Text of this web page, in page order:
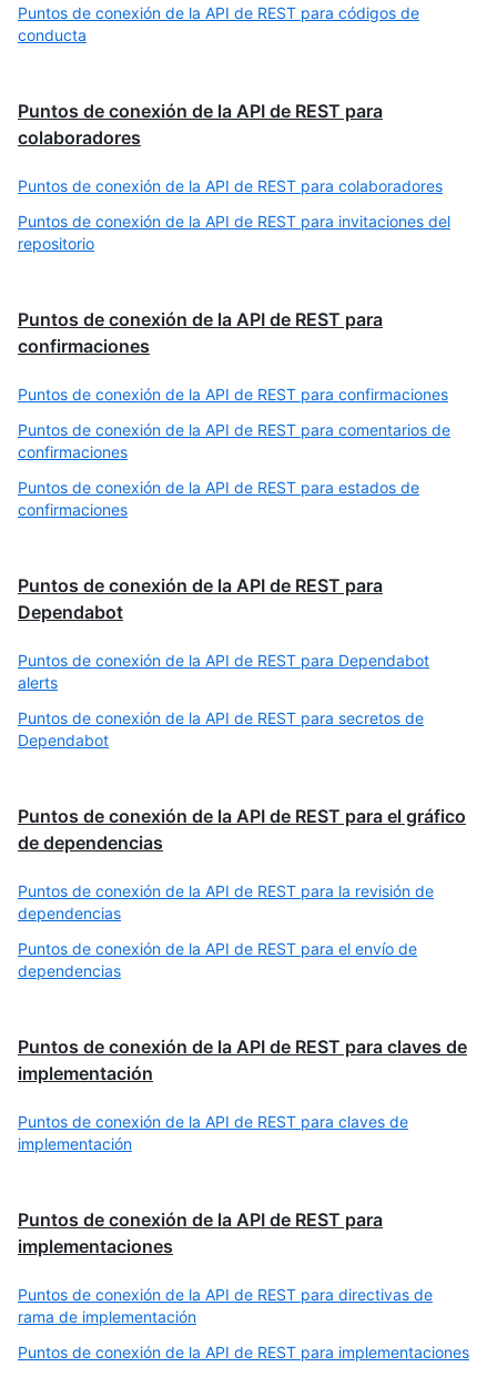
Puntos de conexión de la API de REST para códigos de
conducta
Puntos de conexión de la API de REST para
colaboradores
Puntos de conexión de la API de REST para colaboradores
Puntos de conexión de la API de REST para invitaciones del
repositorio
Puntos de conexión de la API de REST para
confirmaciones
Puntos de conexión de la API de REST para confirmaciones
Puntos de conexión de la API de REST para comentarios de
confirmaciones
Puntos de conexión de la API de REST para estados de
confirmaciones
Puntos de conexión de la API de REST para
Dependabot
Puntos de conexión de la API de REST para Dependabot
alerts
Puntos de conexión de la API de REST para secretos de
Dependabot
Puntos de conexión de la API de REST para el gráfico
de dependencias
Puntos de conexión de la API de REST para la revisión de
dependencias
Puntos de conexión de la API de REST para el envío de
dependencias
Puntos de conexión de la API de REST para claves de
implementación
Puntos de conexión de la API de REST para claves de
implementación
Puntos de conexión de la API de REST para
implementaciones
Puntos de conexión de la API de REST para directivas de
rama de implementación
Puntos de conexión de la API de REST para implementaciones